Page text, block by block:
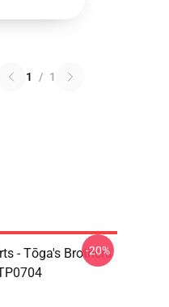
1 / 1
- Tōga's Brothers
-20%